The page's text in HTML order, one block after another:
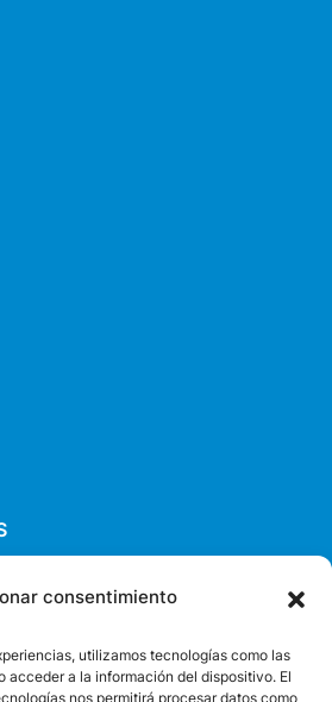
consentimiento
utilizamos tecnologías como las
acceder a la información del dispositivo. El
nos permitirá procesar datos como